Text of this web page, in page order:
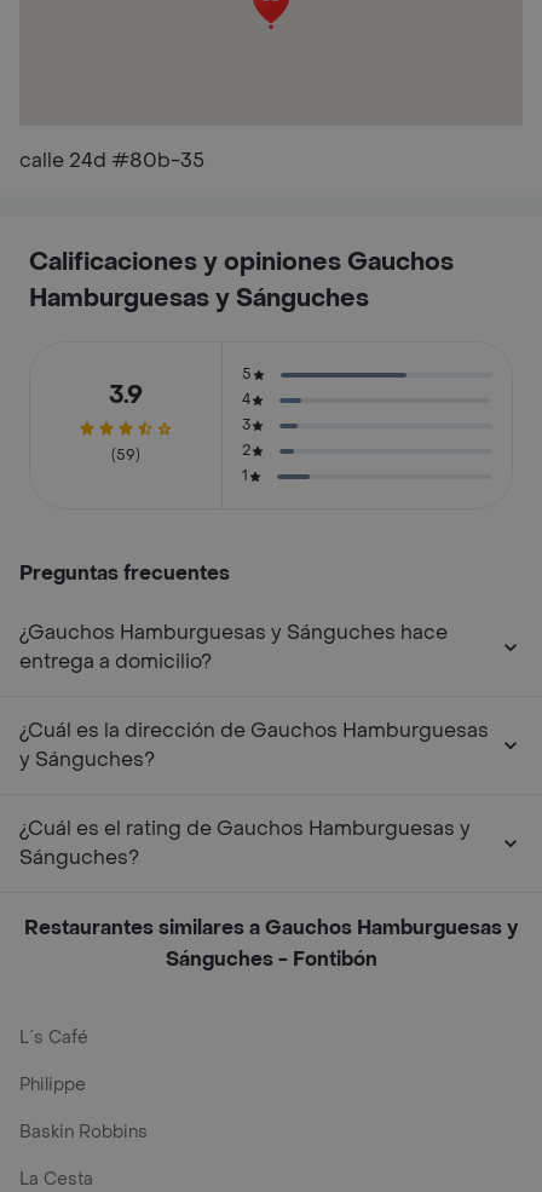
calle 24d #80b-35
Calificaciones y opiniones Gauchos
Hamburguesas y Sánguches
3.9
(59)
5
4
3
2
1
Preguntas frecuentes
¿Gauchos Hamburguesas y Sánguches hace
entrega a domicilio?
¿Cuál es la dirección de Gauchos Hamburguesas
y Sánguches?
¿Cuál es el rating de Gauchos Hamburguesas y
Sánguches?
Restaurantes similares a Gauchos Hamburguesas y
Sánguches - Fontibón
L´s Café
Philippe
Baskin Robbins
La Cesta